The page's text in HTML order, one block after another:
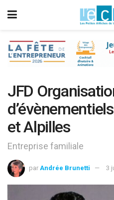
JFD
et Alpilles
Entreprise familiale
par Andrée Brunetti 3